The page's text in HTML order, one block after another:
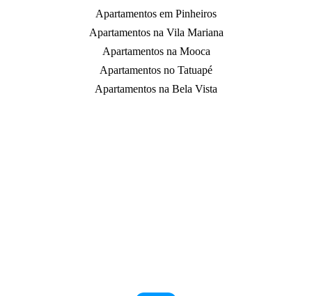
Apartamentos em Pinheiros
Apartamentos na Vila Mariana
Apartamentos na Mooca
Apartamentos no Tatuapé
Apartamentos na Bela Vista